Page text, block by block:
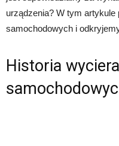
urządzenia? W tym
samochodowych i
Historia